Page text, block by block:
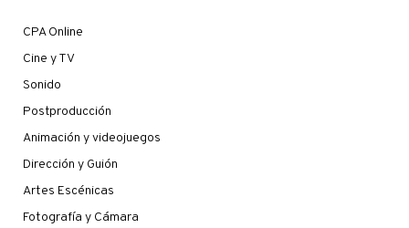
CPA Online
Cine y TV
Sonido
Postproducción
Animación y videojuegos
Dirección y Guión
Artes Escénicas
Fotografía y Cámara